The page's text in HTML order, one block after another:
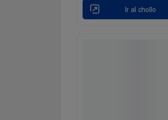
Ir al chollo